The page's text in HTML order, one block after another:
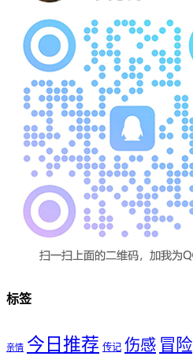
标签
亲情 今日推荐 传记 伤感 冒险